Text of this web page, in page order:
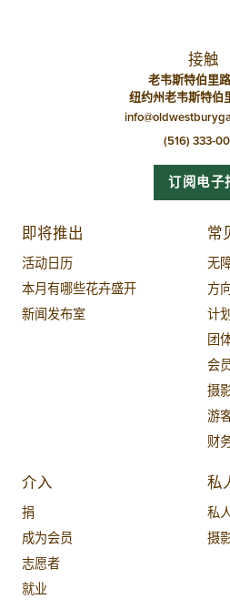
接触
老韦斯特伯里
纽约州老韦斯特伯
(516) 333-
订阅电子
即将推出
活动日历
本月有哪些花卉盛开
新闻发布室
常
无
方
计
团
会
摄
游
财
介入
捐
成为会员
志愿者
就业
私
私
摄